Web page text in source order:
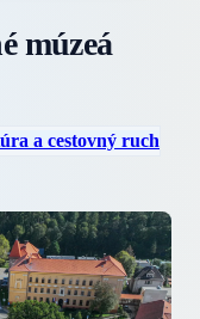
múzeá
a cestovný ruch